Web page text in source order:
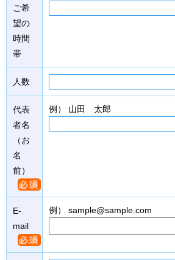
ご希
望の
時間
帯
人数
代表
者名
（お
名
前）
例） 山田 太郎
E-
mail
例） sample@sample.com